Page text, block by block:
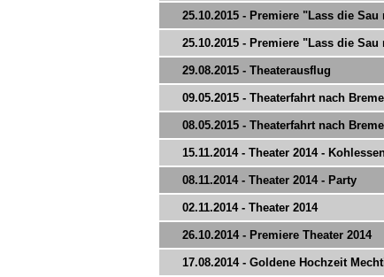
25.10.2015 - Premiere "Lass die Sau
25.10.2015 - Premiere "Lass die Sau
29.08.2015 - Theaterausflug
09.05.2015 - Theaterfahrt nach
08.05.2015 - Theaterfahrt nach
15.11.2014 - Theater 2014 -
08.11.2014 - Theater 2014 - Party
02.11.2014 - Theater 2014
26.10.2014 - Premiere Theater 2014
17.08.2014 - Goldene Hochzeit